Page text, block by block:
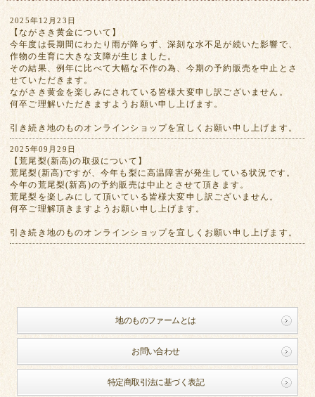
2025年12月23日
【ながさき黄金について】
今年度は長期間にわたり雨が降らず、深刻な水不足が続いた影響で、
作物の生育に大きな支障が生じました。
その結果、例年に比べて大幅な不作の為、今期の予約販売を中止とさ
せていただきます。
ながさき黄金を楽しみにされている皆様大変申し訳ございません。
何卒ご理解いただきますようお願い申し上げます。
引き続き地のものオンラインショップを宜しくお願い申し上げます。
2025年09月29日
【荒尾梨(新高)の取扱について】
荒尾梨(新高)ですが、今年も梨に高温障害が発生している状況です。
今年の荒尾梨(新高)の予約販売は中止とさせて頂きます。
荒尾梨を楽しみにして頂いている皆様大変申し訳ございません。
何卒ご理解頂きますようお願い申し上げます。
引き続き地のものオンラインショップを宜しくお願い申し上げます。
地のものファームとは
お問い合わせ
特定商取引法に基づく表記